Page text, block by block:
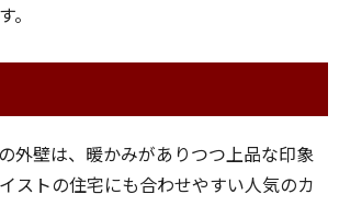
。
外壁は、暖かみがありつつ上品な印象
ストの住宅にも合わせやすい人気のカ